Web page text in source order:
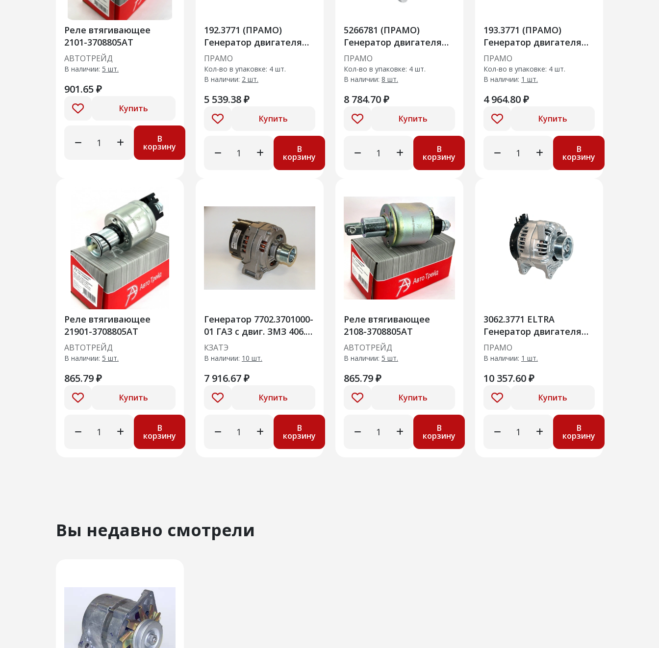
Реле втягивающее
2101-3708805AT
АВТОТРЕЙД
В наличии: 5 шт.
901.65 ₽
Купить
В
корзину
192.3771 (ПРАМО)
Генератор двигателя
автомобиля ГАЗ 2410,
3102,3110
ПРАМО
Кол-во в упаковке: 4 шт.
В наличии: 2 шт.
5 539.38 ₽
Купить
В
корзину
5266781 (ПРАМО)
Генератор двигателя
авт ГАЗ-3302
дв.CUMMINS
ПРАМО
Кол-во в упаковке: 4 шт.
В наличии: 8 шт.
8 784.70 ₽
Купить
В
корзину
193.3771 (ПРАМО)
Генератор двигателя
автомобиля ГАЗ 3302
"Газель"
ПРАМО
Кол-во в упаковке: 4 шт.
В наличии: 1 шт.
4 964.80 ₽
Купить
В
корзину
Реле втягивающее
21901-3708805AT
АВТОТРЕЙД
В наличии: 5 шт.
865.79 ₽
Купить
В
корзину
Генератор 7702.3701000-
01 ГАЗ с двиг. ЗМЗ 406.10
14В 120А
КЗАТЭ
В наличии: 10 шт.
7 916.67 ₽
Купить
В
корзину
Реле втягивающее
2108-3708805AT
АВТОТРЕЙД
В наличии: 5 шт.
865.79 ₽
Купить
В
корзину
3062.3771 ELTRA
Генератор двигателя
автомобиля ГАЗОН
НЕКСТ
ПРАМО
В наличии: 1 шт.
10 357.60 ₽
Купить
В
корзину
Вы недавно смотрели